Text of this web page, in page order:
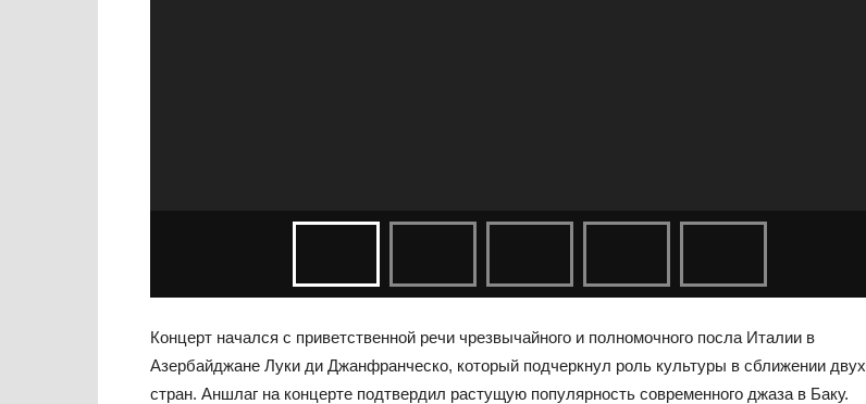
Концерт начался с приветственной речи чрезвычайного и полномочного посла Италии в
Азербайджане Луки ди Джанфранческо, который подчеркнул роль культуры в сближении двух
стран. Аншлаг на концерте подтвердил растущую популярность современного джаза в Баку.